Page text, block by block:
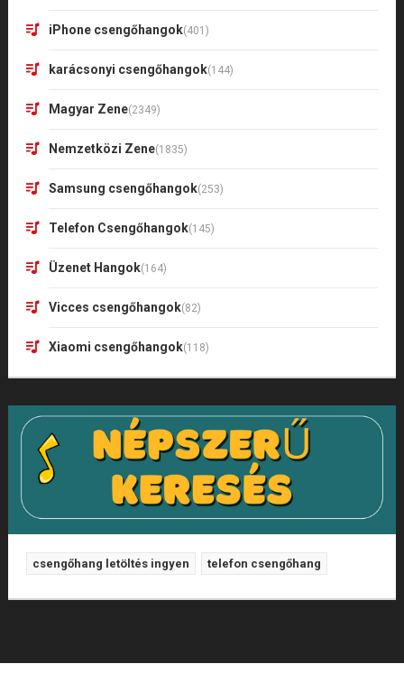
iPhone csengőhangok(401)
karácsonyi csengőhangok(144)
Magyar Zene(2349)
Nemzetközi Zene(1835)
Samsung csengőhangok(253)
Telefon Csengőhangok(145)
Üzenet Hangok(164)
Vicces csengőhangok(82)
Xiaomi csengőhangok(118)
csengőhang letöltés ingyen telefon csengőhang